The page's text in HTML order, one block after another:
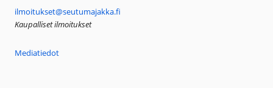
ilmoitukset@seutumajakka.fi
Kaupalliset ilmoitukset
Mediatiedot